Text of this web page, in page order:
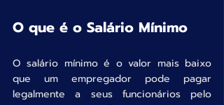
O que é o Salário Mínimo
O salário mínimo é o valor mais baixo
que um empregador pode pagar
legalmente a seus funcionários pelo